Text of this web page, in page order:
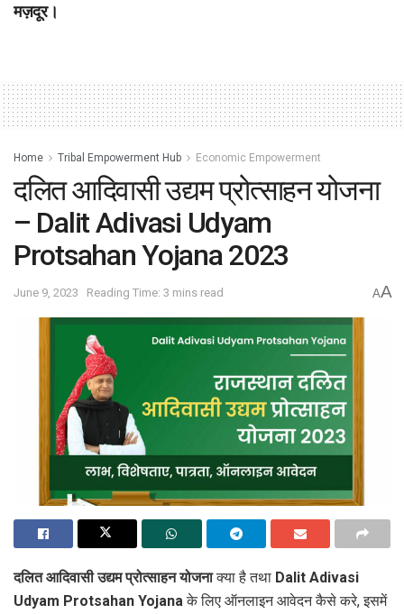
मज़दूर।
Home Tribal Empowerment Hub Economic Empowerment
दलित आदिवासी उद्यम प्रोत्साहन योजना
– Dalit Adivasi Udyam
Protsahan Yojana 2023
June 9, 2023 Reading Time: 3 mins read AA
दलित आदिवासी उद्यम प्रोत्साहन योजनाक्या है तथा Dalit Adivasi
Udyam Protsahan Yojana के लिए ऑनलाइन आवेदन कैसे करे, इसमें